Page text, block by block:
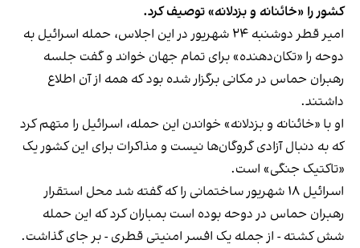
کشور را «خائنانه و بزدلانه» توصیف کرد.
امیر قطر دوشنبه ۲۴ شهریور در این اجلاس، حمله اسرائیل به
دوحه را «تکان‌دهنده» برای تمام جهان خواند و گفت جلسه
رهبران حماس در مکانی برگزار شده بود که همه از آن اطلاع
داشتند.
او با «خائنانه و بزدلانه» خواندن این حمله، اسرائیل را متهم کرد
که به دنبال آزادی گروگان‌ها نیست و مذاکرات برای این کشور یک
«تاکتیک جنگی» است.
اسرائیل ۱۸ شهریور ساختمانی را که گفته شد محل استقرار
رهبران حماس در دوحه بوده است بمباران کرد که این حمله
شش کشته - از جمله یک افسر امنیتی قطری - بر جای گذاشت.